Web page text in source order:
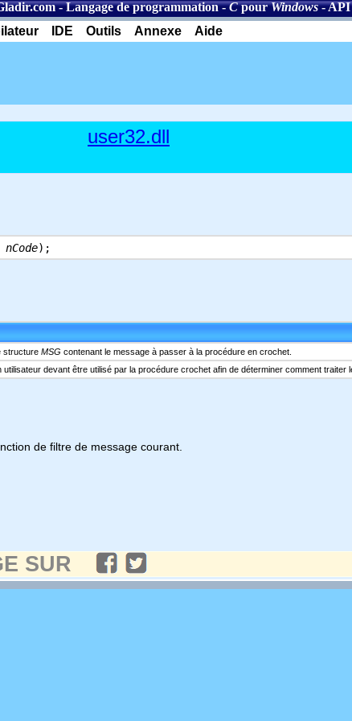
-Langage de programmation-CpourWindows-API
IDE Outils Annexe Aide
user32.dll
nCode);
structure MSG contenant le message à passer à la procédure en crochet.
devant être utilisé par la procédure crochet afin de déterminer comment traiter
de filtre de message courant.
SUR